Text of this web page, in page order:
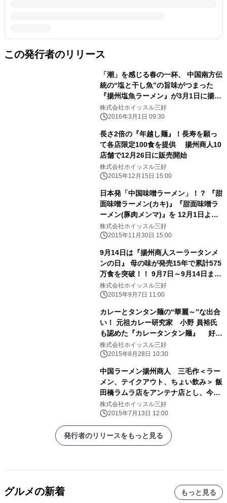
この発行者のリリース
「潮」を感じる春の一杯、 中国南方伝
統の“塩と干し魚”の旨味がつまった
『揚州塩魚ラーメン』が3月1日に揚州
商人全店で発売 ～ 要望により「揚
州スープ炒飯」の再販も決定 ～
株式会社ホイッスル三好
2016年3月1日 09:30
長さ2倍の『年越し麺』！長寿を願っ
て各店限定100食を提供 揚州商人10
店舗で12月26日に販売開始
株式会社ホイッスル三好
2015年12月15日 15:00
日本発「中国味噌ラーメン」！？ 『甜
面味噌ラーメン(カキ)』『甜面味噌ラ
ーメン(豚肉メンマ)』を 12月1日より
揚州商人全店で販売開始
株式会社ホイッスル三好
2015年11月30日 15:00
9月14日は『揚州商人スーラータンメ
ンの日』 母の味が発売15年で累計575
万食を突破！！ 9月7日～9月14日まで
お客様感謝イベント開催
株式会社ホイッスル三好
2015年9月7日 11:00
カレーとタンタン麺の“華麗～”な出合
い！ 元祖カレー研究家 小野 員裕氏
も認めた『カレータンタン麺』 好評
につき、中国ラーメン揚州商人で9月1
日に再販売
株式会社ホイッスル三好
2015年8月28日 10:30
中国ラーメン揚州商人 三毛作＜ラー
メン、テイクアウト、ちょい飲み＞ 飯
田橋ラムラ店をアンテナ店とし、今後
都内を中心に拡大計画
株式会社ホイッスル三好
2015年7月13日 12:00
発行者のリリースをもっと見る
グルメの新着 もっと見る